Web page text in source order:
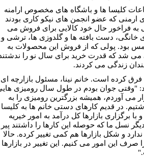
کلیسا ها و باشگاه های مخصوص ارامنه
ارمنی که عضو انجمن های نیکو کاری بودند
فراخور حال خود کالایی برای فروش می
خانگی، دست بافته ها و گلدوزی ها، ترشی و
بود. پولی که از فروش این محصولات به
شد که قدرت خرید برای سال نو را
زندگی می کردند.
فرق کرده است. خانم نینا، مسئول بازارچه اى
"وقتی جوان بودم در طول سال رومیزی
می آوردم، همیشه بزرگترین رومیزی را به
در قدیم کارهای دستی خانم ها به
برگزاری بازارها کل درآمد به امور خیریه
نسل ما که حوصله این کارها را داشتند پیر
ندارد و شکل بازارها هم کمی تغییر کرده. حالا
صرف این امور می کنیم. این تغییر در بازارها